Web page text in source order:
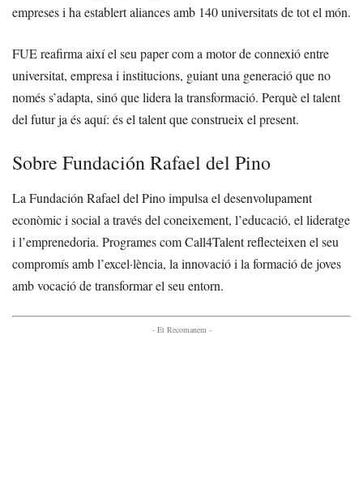
empreses i ha establert aliances amb 140 universitats de tot el món.
FUE reafirma així el seu paper com a motor de connexió entre
universitat, empresa i institucions, guiant una generació que no
només s’adapta, sinó que lidera la transformació. Perquè el talent
del futur ja és aquí: és el talent que construeix el present.
Sobre Fundación Rafael del Pino
La Fundación Rafael del Pino impulsa el desenvolupament
econòmic i social a través del coneixement, l’educació, el lideratge
i l’emprenedoria. Programes com Call4Talent reflecteixen el seu
compromís amb l’excel·lència, la innovació i la formació de joves
amb vocació de transformar el seu entorn.
- Et Recomanem -